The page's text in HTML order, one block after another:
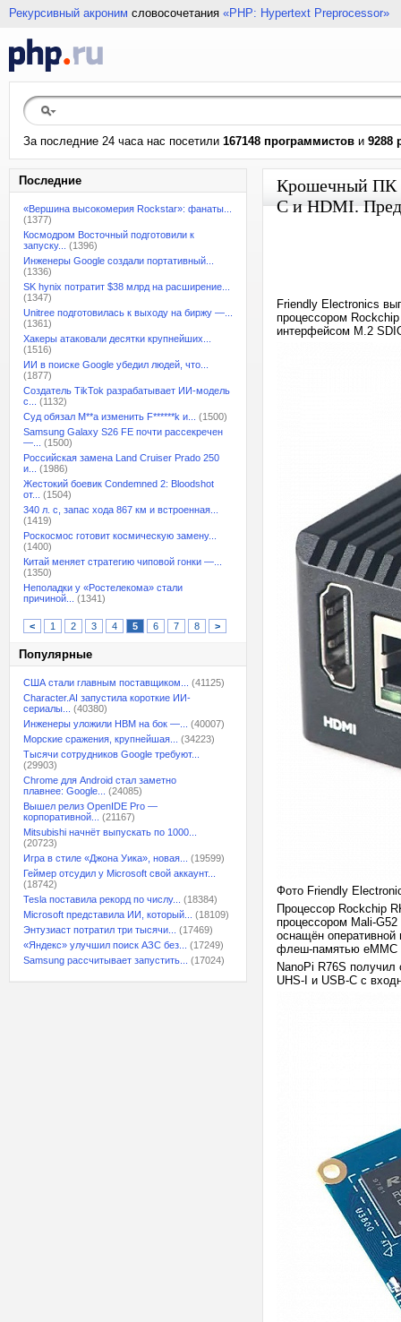
Рекурсивный акроним словосочетания «PHP: Hypertext Preprocessor»
За последние 24 часа нас посетили 167148 программистов и 9288
Последние
«Вершина высокомерия Rockstar»: фанаты...
(1377)
Космодром Восточный подготовили к
запуску...
(1396)
Инженеры Google создали портативный...
(1336)
SK hynix потратит $38 млрд на расширение...
(1347)
Unitree подготовилась к выходу на биржу —...
(1361)
Хакеры атаковали десятки крупнейших...
(1516)
ИИ в поиске Google убедил людей, что...
(1877)
Создатель TikTok разрабатывает ИИ-модель
с...
(1132)
Суд обязал M**a изменить F******k и...
(1500)
Samsung Galaxy S26 FE почти рассекречен
—...
(1500)
Российская замена Land Cruiser Prado 250
и...
(1986)
Жестокий боевик Condemned 2: Bloodshot
от...
(1504)
340 л. с, запас хода 867 км и встроенная...
(1419)
Роскосмос готовит космическую замену...
(1400)
Китай меняет стратегию чиповой гонки —...
(1350)
Неполадки у «Ростелекома» стали
причиной...
(1341)
< 1 2 3 4 5 6 7 8 >
Популярные
США стали главным поставщиком...
(41125)
Character.AI запустила короткие ИИ-
сериалы...
(40380)
Инженеры уложили HBM на бок —...
(40007)
Морские сражения, крупнейшая...
(34223)
Тысячи сотрудников Google требуют...
(29903)
Chrome для Android стал заметно
плавнее: Google...
(24085)
Вышел релиз OpenIDE Pro —
корпоративной...
(21167)
Mitsubishi начнёт выпускать по 1000...
(20723)
Игра в стиле «Джона Уика», новая...
(19599)
Геймер отсудил у Microsoft свой аккаунт...
(18742)
Tesla поставила рекорд по числу...
(18384)
Microsoft представила ИИ, который...
(18109)
Энтузиаст потратил три тысячи...
(17469)
«Яндекс» улучшил поиск АЗС без...
(17249)
Samsung рассчитывает запустить...
(17024)
Крошечный ПК
C и HDMI.
Friendly Electronics
процессором
интерфейсом M.2
Фото Friendly
Процессор Rockchip
процессором Mali-
оснащён
флеш-памятью eMMC
NanoPi R76S
UHS-I и USB-C с